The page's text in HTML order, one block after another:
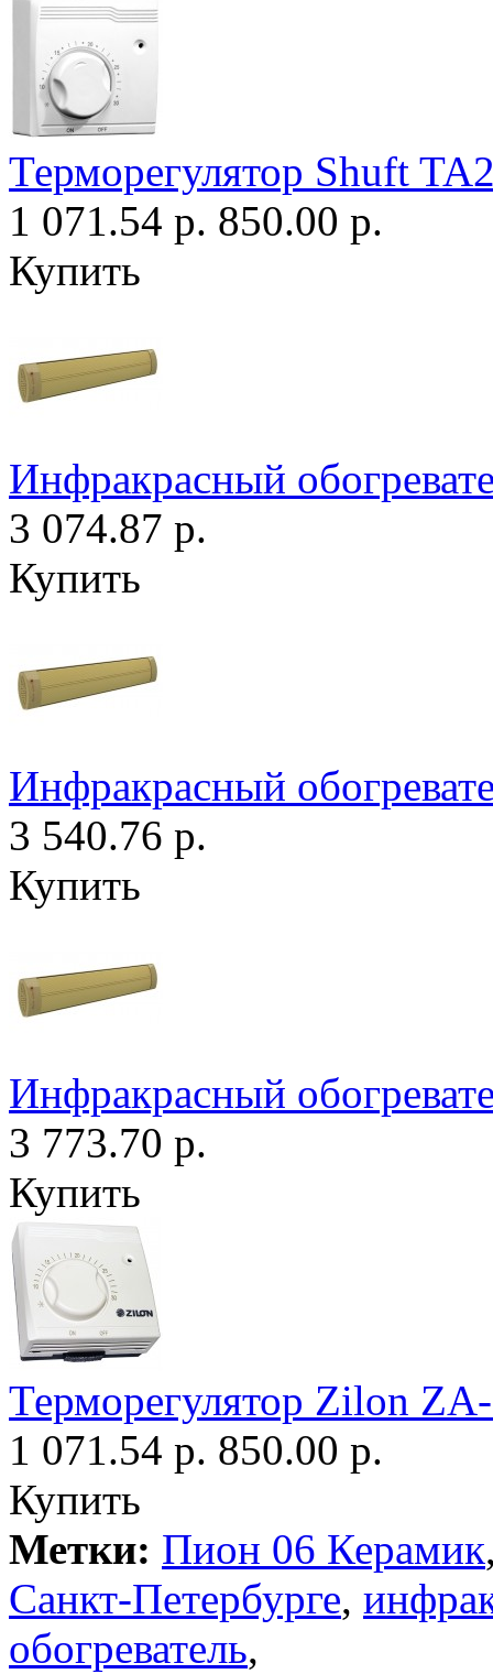
Терморегулятор Shuft
1 071.54 р. 850.00 р.
Купить
Инфракрасный
3 074.87 р.
Купить
Инфракрасный
3 540.76 р.
Купить
Инфракрасный
3 773.70 р.
Купить
Терморегулятор Zilon
1 071.54 р. 850.00 р.
Купить
Метки: Пион 06 Керамик
Санкт-Петербурге,
обогреватель,